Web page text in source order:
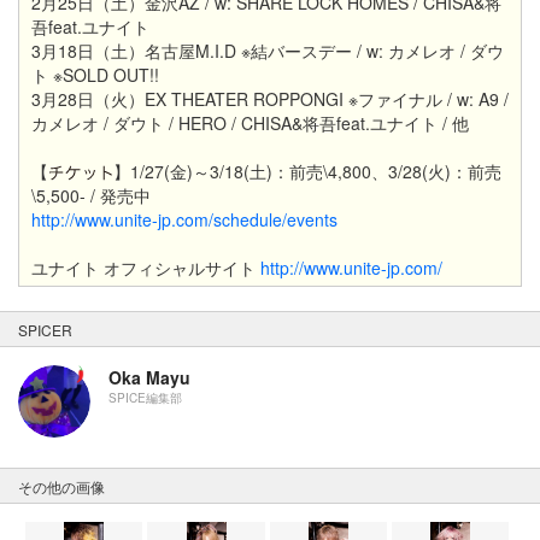
吾feat.ユナイト
3月18日（土）名古屋M.I.D ※結バースデー / w: カメレオ / ダウ
ト ※SOLD OUT!!
3月28日（火）EX THEATER ROPPONGI ※ファイナル / w: A9 /
カメレオ / ダウト / HERO / CHISA&将吾feat.ユナイト / 他
【
】1/27(金)～3/18(土)：前売\4,800、3/28(火)：前売
\5,500- / 発売中
http://www.unite-jp.com/schedule/events
ユナイト オフィシャルサイト http://www.unite-jp.com/
SPICER
Oka Mayu
SPICE編集部
その他の画像